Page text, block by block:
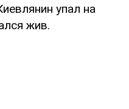
упал на
жив.